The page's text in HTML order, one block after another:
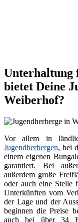
Unterhaltung
bietet Deine
Weiberhof?
Vor allem in
Jugendherbergen, bei
einem eigenen
garantiert. Bei
außerdem große
oder auch eine Stelle
Unterkünften vom
der Lage und der
beginnen die Preise
auch bei über 34